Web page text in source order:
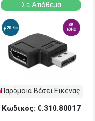
Σε Απόθεμα
Παρόμοια Βάσει Εικόνας
Κωδικός: 0.310.80017